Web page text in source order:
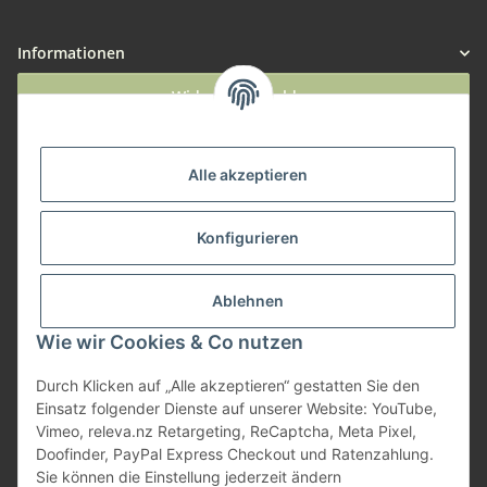
Alle akzeptieren
Konfigurieren
Ablehnen
Wie wir Cookies & Co nutzen
Durch Klicken auf „Alle akzeptieren“ gestatten Sie den
Einsatz folgender Dienste auf unserer Website: YouTube,
Vimeo, releva.nz Retargeting, ReCaptcha, Meta Pixel,
Doofinder, PayPal Express Checkout und Ratenzahlung.
Sie können die Einstellung jederzeit ändern
Informationen
Widerruf anmelden
Zahlungsmöglichkeiten